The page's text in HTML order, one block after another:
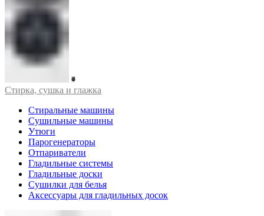
Стирка, сушка и глажка
Стиральные машины
Сушильные машины
Утюги
Парогенераторы
Отпариватели
Гладильные системы
Гладильные доски
Сушилки для белья
Аксессуары для гладильных досок